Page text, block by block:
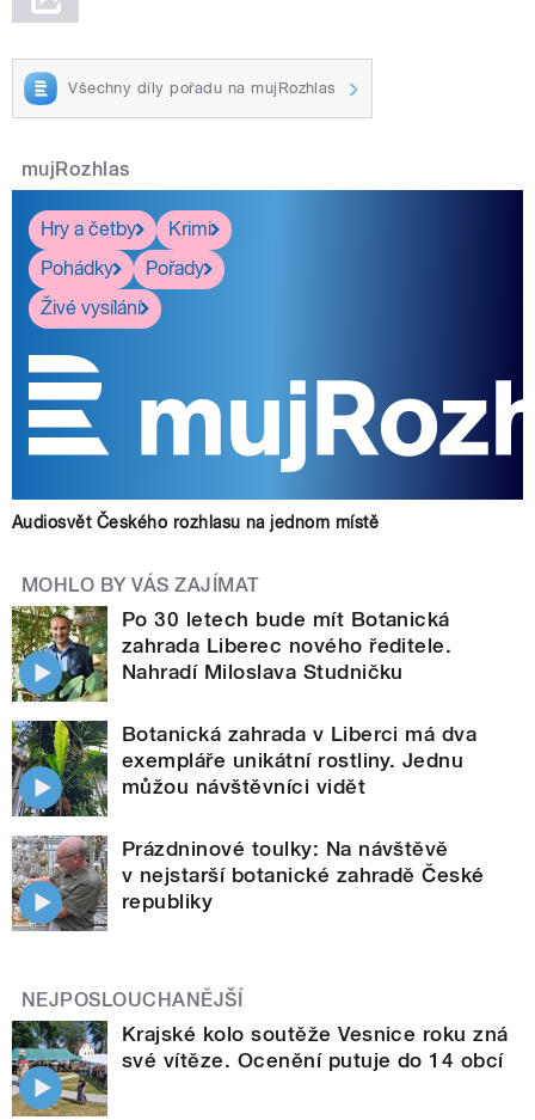
Všechny díly pořadu na mujRozhlas
mujRozhlas
Hry a četby
Krimi
Pohádky
Pořady
Živé vysílání
Audiosvět Českého rozhlasu na jednom místě
MOHLO BY VÁS ZAJÍMAT
Po 30 letech bude mít Botanická
zahrada Liberec nového ředitele.
Nahradí Miloslava Studničku
Botanická zahrada v Liberci má dva
exempláře unikátní rostliny. Jednu
můžou návštěvníci vidět
Prázdninové toulky: Na návštěvě
v nejstarší botanické zahradě České
republiky
NEJPOSLOUCHANĚJŠÍ
Krajské kolo soutěže Vesnice roku zná
své vítěze. Ocenění putuje do 14 obcí